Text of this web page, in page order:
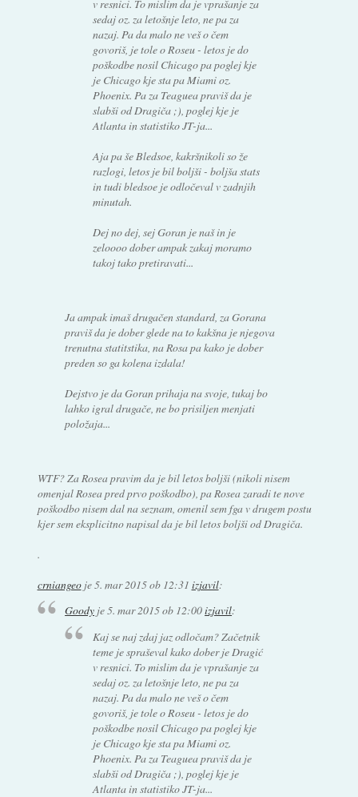
v resnici. To mislim da je vprašanje za
sedaj oz. za letošnje leto, ne pa za
nazaj. Pa da malo ne veš o čem
govoriš, je tole o Roseu - letos je do
poškodbe nosil Chicago pa poglej kje
je Chicago kje sta pa Miami oz.
Phoenix. Pa za Teaguea praviš da je
slabši od Dragiča ;), poglej kje je
Atlanta in statistiko JT-ja...
Aja pa še Bledsoe, kakršnikoli so že
razlogi, letos je bil boljši - boljša stats
in tudi bledsoe je odločeval v zadnjih
minutah.
Dej no dej, sej Goran je naš in je
zeloooo dober ampak zakaj moramo
takoj tako pretiravati...
Ja ampak imaš drugačen standard, za Gorana
praviš da je dober glede na to kakšna je njegova
trenutna statitstika, na Rosa pa kako je dober
preden so ga kolena izdala!
Dejstvo je da Goran prihaja na svoje, tukaj bo
lahko igral drugače, ne bo prisiljen menjati
položaja...
WTF? Za Rosea pravim da je bil letos boljši (nikoli nisem
omenjal Rosea pred prvo poškodbo), pa Rosea zaradi te nove
poškodbo nisem dal na seznam, omenil sem fga v drugem postu
kjer sem eksplicitno napisal da je bil letos boljši od Dragiča.
.
crniangeoje5. mar 2015 ob 12:31 izjavil:
Goody je5. mar 2015 ob 12:00izjavil:
Kaj se naj zdaj jaz odločam? Začetnik
teme je spraševal kako dober je Dragić
v resnici. To mislim da je vprašanje za
sedaj oz. za letošnje leto, ne pa za
nazaj. Pa da malo ne veš o čem
govoriš, je tole o Roseu - letos je do
poškodbe nosil Chicago pa poglej kje
je Chicago kje sta pa Miami oz.
Phoenix. Pa za Teaguea praviš da je
slabši od Dragiča ;), poglej kje je
Atlanta in statistiko JT-ja...